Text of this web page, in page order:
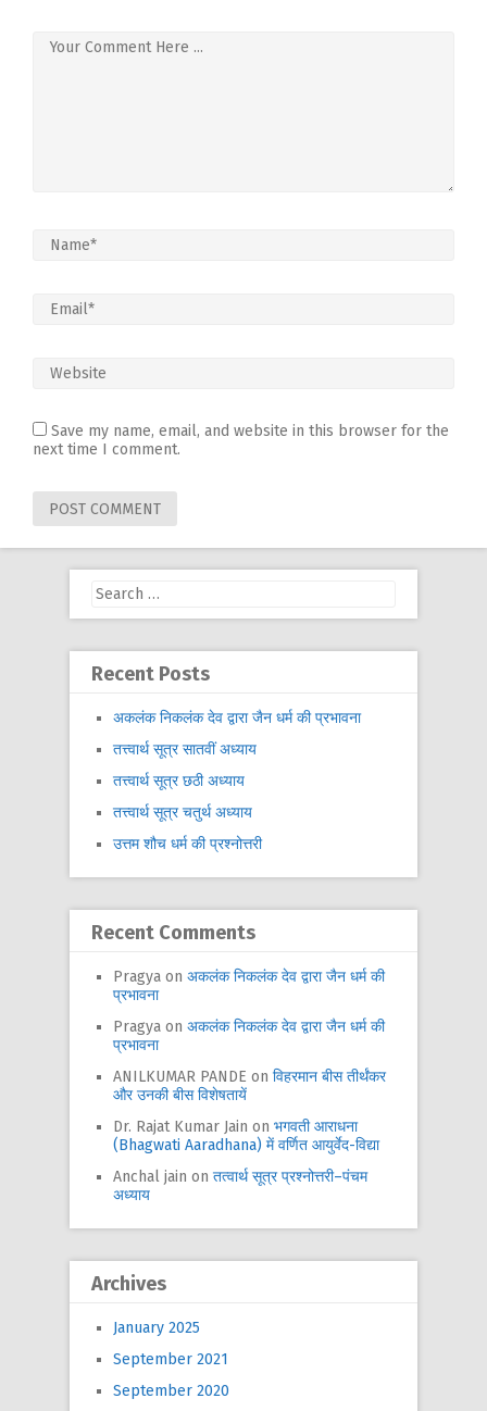
Save my name, email, and website in this browser for the
next time I comment.
Search
Recent Posts
अकलंक निकलंक देव द्वारा जैन धर्म की प्रभावना
तत्त्वार्थ सूत्र सातवीं अध्याय
तत्त्वार्थ सूत्र छठी अध्याय
तत्त्वार्थ सूत्र चतुर्थ अध्याय
उत्तम शौच धर्म की प्रश्नोत्तरी
Recent Comments
Pragya on अकलंक निकलंक देव द्वारा जैन धर्म की
प्रभावना
Pragya on अकलंक निकलंक देव द्वारा जैन धर्म की
प्रभावना
ANILKUMAR PANDE on विहरमान बीस तीर्थंकर
और उनकी बीस विशेषतायें
Dr. Rajat Kumar Jain on भगवती आराधना
(Bhagwati Aaradhana) में वर्णित आयुर्वेद-विद्या
Anchal jain on तत्वार्थ सूत्र प्रश्नोत्तरी–पंचम
अध्याय
Archives
January 2025
September 2021
September 2020